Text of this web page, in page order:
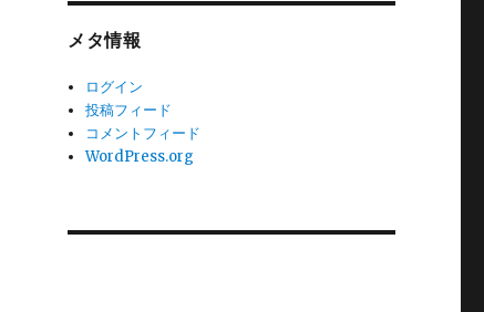
メタ情報
ログイン
投稿フィード
コメントフィード
WordPress.org